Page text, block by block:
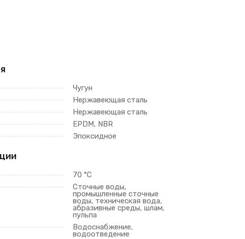
Чугун
Нержавеющая сталь
Нержавеющая сталь
EPDM, NBR
Эпоксидное
70 °C
Сточные воды,
промышленные сточные
воды, техническая вода,
абразивные среды, шлам,
пульпа
Водоснабжение,
водоотведение